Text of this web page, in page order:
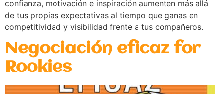
confianza, motivación e inspiración aumenten más allá
de tus propias expectativas al tiempo que ganas en
competitividad y visibilidad frente a tus compañeros.
Negociación eficaz for
Rookies